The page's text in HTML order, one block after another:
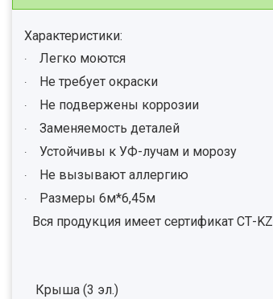
Характеристики:
· Легко моются
· Не требует окраски
· Не подвержены коррозии
· Заменяемость деталей
· Устойчивы к УФ-лучам и морозу
· Не вызывают аллергию
·
Размеры 6м*6,45м
Вся продукция имеет сертификат СТ-KZ
Крыша (3 эл.)